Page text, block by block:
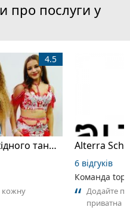
про послуги у
Hot Arabian Dance, школа східного танцю
4.5
кожну
6 відгуків
Команда
Додайте
приватна